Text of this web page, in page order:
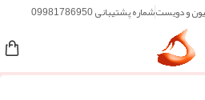
و دویستشماره پشتیبانی 09981786950